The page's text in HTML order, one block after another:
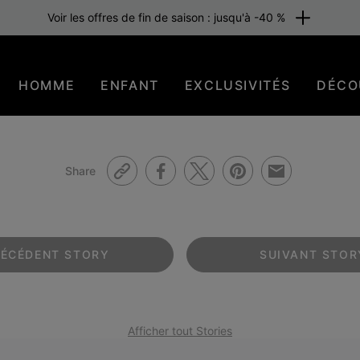
Voir les offres de fin de saison : jusqu'à -40 %
HOMME ENFANT EXCLUSIVITÉS
Share
STORY SUIVANT
Afficher tout Stories